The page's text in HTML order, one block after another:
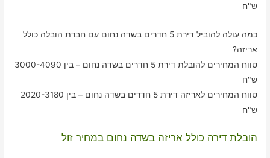
ש"ח
כמה עולה להוביל דירת 5 חדרים בשדה נחום עם חברת הובלה כולל
אריזה?
טווח המחירים להובלת דירת 5 חדרים בשדה נחום – בין 3000-4090
ש"ח
טווח המחירים לאריזה דירת 5 חדרים בשדה נחום – בין 2020-3180
ש"ח
הובלת דירה כולל אריזה בשדה נחום במחיר זול